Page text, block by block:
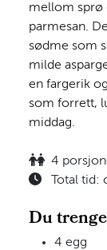
mellom sprø
parmesan.
sødme som
milde
en fargerik
som forrett,
middag.
4
Total tid:
Du
4 egg